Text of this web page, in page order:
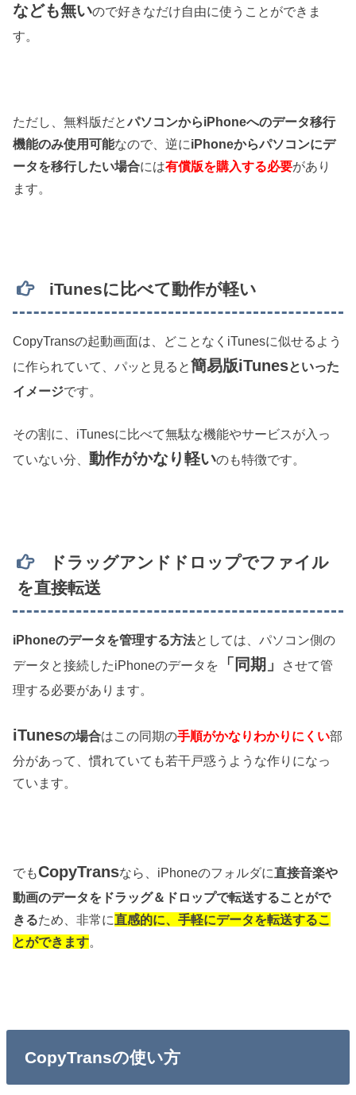
なども無いので好きなだけ自由に使うことができま
す。
ただし、無料版だとパソコンからiPhoneへのデータ移行
機能のみ使用可能なので、逆にiPhoneからパソコンにデ
ータを移行したい場合には有償版を購入する必要があり
ます。
iTunesに比べて動作が軽い
CopyTransの起動画面は、どことなくiTunesに似せるよう
に作られていて、パッと見ると簡易版iTunesといった
イメージです。
その割に、iTunesに比べて無駄な機能やサービスが入っ
ていない分、動作がかなり軽いのも特徴です。
ドラッグアンドドロップでファイル
を直接転送
iPhoneのデータを管理する方法としては、パソコン側の
データと接続したiPhoneのデータを
「同期」
させて管
理する必要があります。
iTunesの場合はこの同期の手順がかなりわかりにくい部
分があって、慣れていても若干戸惑うような作りになっ
ています。
でもCopyTransなら、iPhoneのフォルダに直接音楽や
動画のデータをドラッグ＆ドロップで転送することがで
きるため、非常に直感的に、手軽にデータを転送するこ
とができます。
CopyTransの使い方